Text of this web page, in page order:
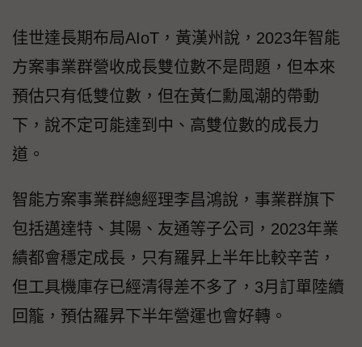
佳世達長期布局AIoT，黃漢州說，2023年智能
方案事業群營收成長雙位數不是問題，但本來
預估只有低雙位數，但在黃仁勳風潮的帶動
下，說不定可能達到中、高雙位數的成長力
道。
智能方案事業群總經理李昌鴻說，事業群旗下
包括邁達特、其陽、友通等子公司，2023年業
績都會穩定成長，只有羅昇上半年比較辛苦，
但工具機庫存已經清得差不多了，3月訂單陸續
回籠，預估羅昇下半年營運也會好轉。